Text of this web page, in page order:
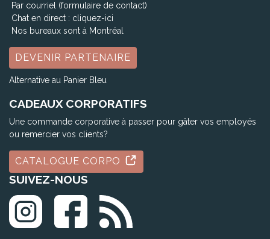
Par courriel (formulaire de contact)
Chat en direct : cliquez-ici
Nos bureaux sont à Montréal
DEVENIR PARTENAIRE
Alternative au Panier Bleu
CADEAUX CORPORATIFS
Une commande corporative à passer pour gâter vos employés
ou remercier vos clients?
CATALOGUE CORPO
SUIVEZ-NOUS